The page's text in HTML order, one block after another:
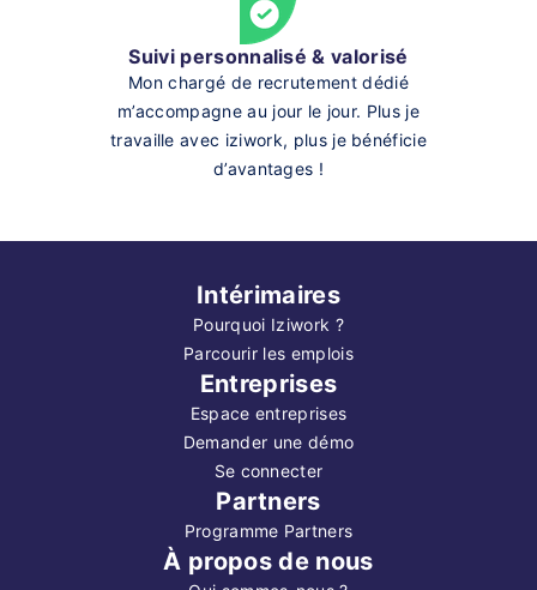
Suivi personnalisé & valorisé
Mon chargé de recrutement dédié
m’accompagne au jour le jour. Plus je
travaille avec iziwork, plus je bénéficie
d’avantages !
Intérimaires
Pourquoi Iziwork ?
Parcourir les emplois
Entreprises
Espace entreprises
Demander une démo
Se connecter
Partners
Programme Partners
À propos de nous